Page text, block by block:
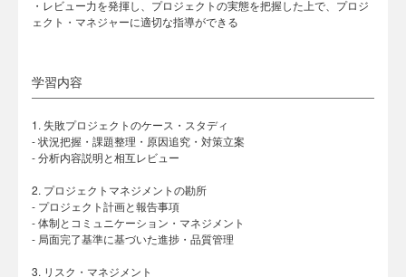
・レビュー力を発揮し、プロジェクトの実態を把握した上で、プロジ
ェクト・マネジャーに適切な指導ができる
学習内容
1. 失敗プロジェクトのケース・スタディ
- 状況把握・課題整理・原因追究・対策立案
- 分析内容説明と相互レビュー
2. プロジェクトマネジメントの勘所
- プロジェクト計画と報告事項
- 体制とコミュニケーション・マネジメント
- 局面完了基準に基づいた進捗・品質管理
3. リスク・マネジメント